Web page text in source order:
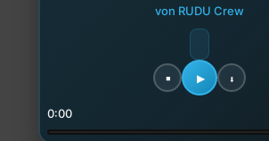
von RUDU Crew
0:00